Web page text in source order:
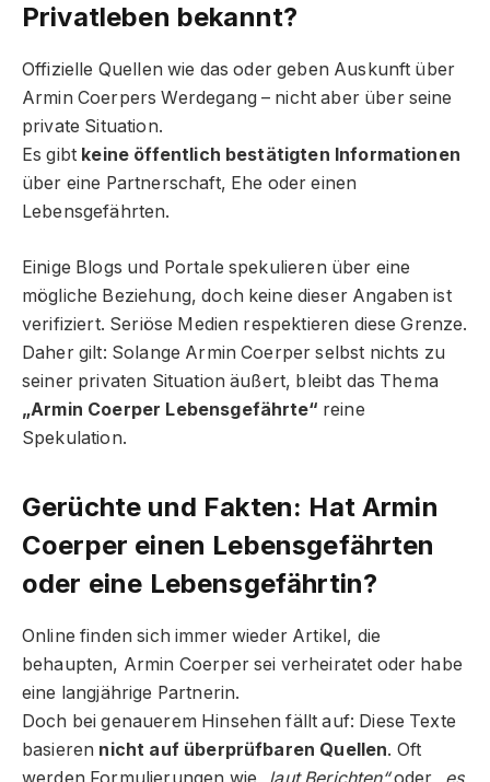
Privatleben bekannt?
Offizielle Quellen wie das oder geben Auskunft über
Armin Coerpers Werdegang – nicht aber über seine
private Situation.
Es gibt keine öffentlich bestätigten Informationen
über eine Partnerschaft, Ehe oder einen
Lebensgefährten.
Einige Blogs und Portale spekulieren über eine
mögliche Beziehung, doch keine dieser Angaben ist
verifiziert. Seriöse Medien respektieren diese Grenze.
Daher gilt: Solange Armin Coerper selbst nichts zu
seiner privaten Situation äußert, bleibt das Thema
„Armin Coerper Lebensgefährte“ reine
Spekulation.
Gerüchte und Fakten: Hat Armin
Coerper einen Lebensgefährten
oder eine Lebensgefährtin?
Online finden sich immer wieder Artikel, die
behaupten, Armin Coerper sei verheiratet oder habe
eine langjährige Partnerin.
Doch bei genauerem Hinsehen fällt auf: Diese Texte
basieren nicht auf überprüfbaren Quellen. Oft